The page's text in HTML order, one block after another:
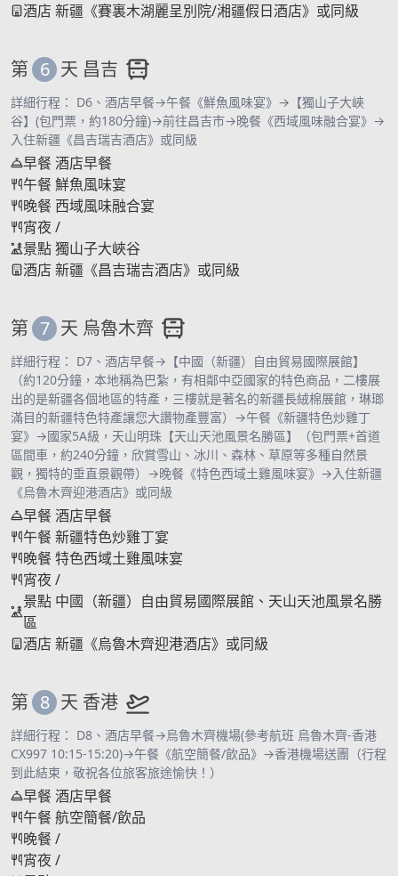
酒店 新疆《賽裏木湖麗呈別院/湘疆假日酒店》或同級
第 6 天 昌吉
詳細行程： D6、酒店早餐→午餐《鮮魚風味宴》→【獨山子大峽
谷】(包門票，約180分鐘)→前往昌吉市→晚餐《西域風味融合宴》→
入住新疆《昌吉瑞吉酒店》或同級
早餐 酒店早餐
午餐 鮮魚風味宴
晚餐 西域風味融合宴
宵夜 /
景點獨山子大峽谷
酒店 新疆《昌吉瑞吉酒店》或同級
第 7 天 烏魯木齊
詳細行程： D7、酒店早餐→【中國（新疆）自由貿易國際展館】
（約120分鐘，本地稱為巴紮，有相鄰中亞國家的特色商品，二樓展
出的是新疆各個地區的特產，三樓就是著名的新疆長絨棉展館，琳瑯
滿目的新疆特色特產讓您大讚物產豐富）→午餐《新疆特色炒雞丁
宴》→國家5A級，天山明珠【天山天池風景名勝區】（包門票+首道
區間車，約240分鐘，欣賞雪山、冰川、森林、草原等多種自然景
觀，獨特的垂直景觀帶）→晚餐《特色西域土雞風味宴》→入住新疆
《烏魯木齊迎港酒店》或同級
早餐 酒店早餐
午餐 新疆特色炒雞丁宴
晚餐 特色西域土雞風味宴
宵夜 /
景點 中國（新疆）自由貿易國際展館、天山天池風景名勝
區
酒店 新疆《烏魯木齊迎港酒店》或同級
第 8 天 香港
詳細行程： D8、酒店早餐→烏魯木齊機場(參考航班 烏魯木齊-香港
CX997 10:15-15:20)→午餐《航空簡餐/飲品》→香港機場送團（行程
到此結束，敬祝各位旅客旅途愉快！）
早餐 酒店早餐
午餐 航空簡餐/飲品
晚餐 /
宵夜 /